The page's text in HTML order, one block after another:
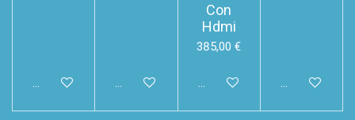
Añadir al carritoAñadir al carrito
Con
Hdmi
385,00 €
Añadir al carrito Añadir al